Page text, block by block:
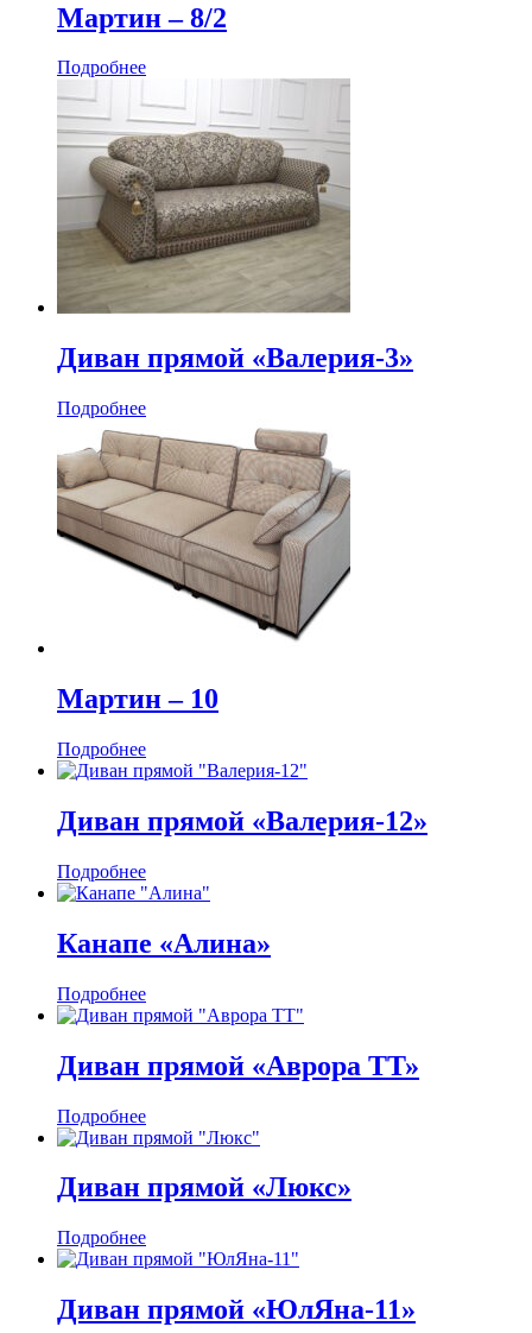
Мартин ‒ 8/2
Подробнее
Диван прямой «Валерия-3»
Подробнее
Мартин ‒ 10
Подробнее
Диван прямой «Валерия-12»
Подробнее
Канапе «Алина»
Подробнее
Диван прямой «Аврора ТТ»
Подробнее
Диван прямой «Люкс»
Подробнее
Диван прямой «ЮлЯна-11»